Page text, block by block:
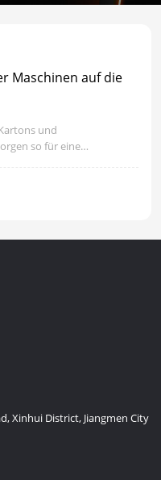
Maschinen auf die
und
so für eine
Xinhui District, Jiangmen City